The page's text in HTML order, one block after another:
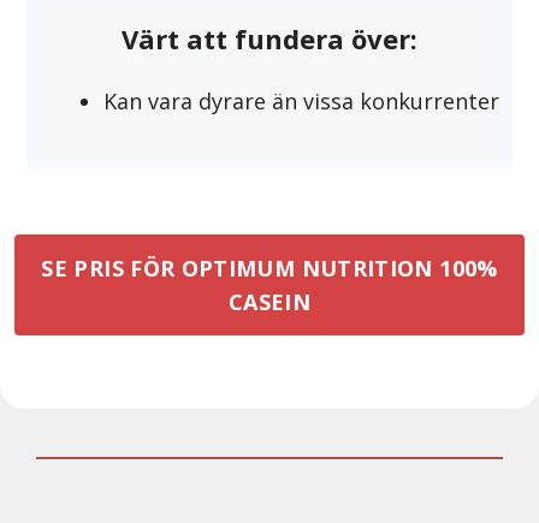
Värt att fundera över:
Kan vara dyrare än vissa konkurrenter
SE PRIS FÖR OPTIMUM NUTRITION 100%
CASEIN